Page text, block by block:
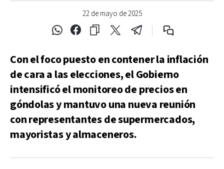
22 de mayo de 2025
Con el foco puesto en contener la inflación
de cara a las elecciones, el Gobierno
intensificó el monitoreo de precios en
góndolas y mantuvo una nueva reunión
con representantes de supermercados,
mayoristas y almaceneros.